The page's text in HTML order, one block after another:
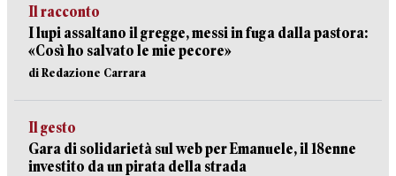
Il racconto
I lupi assaltano il gregge, messi in fuga dalla pastora:
«Così ho salvato le mie pecore»
di Redazione Carrara
Il gesto
Gara di solidarietà sul web per Emanuele, il 18enne
investito da un pirata della strada